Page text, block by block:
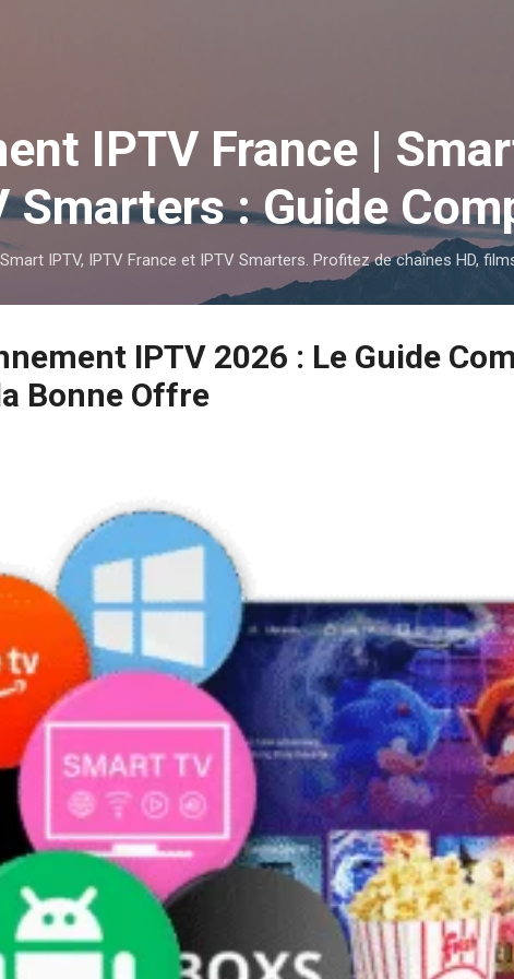
IPTV France |
Smarters : Guide
IPTV, IPTV France et IPTV Smarters. Profitez de chaînes HD,
IPTV 2026 : Le Guide
Bonne Offre